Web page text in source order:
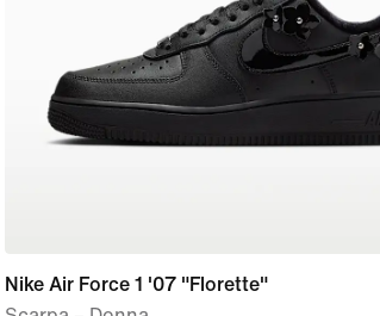
Nike Air Force 1 '07 "Florette"